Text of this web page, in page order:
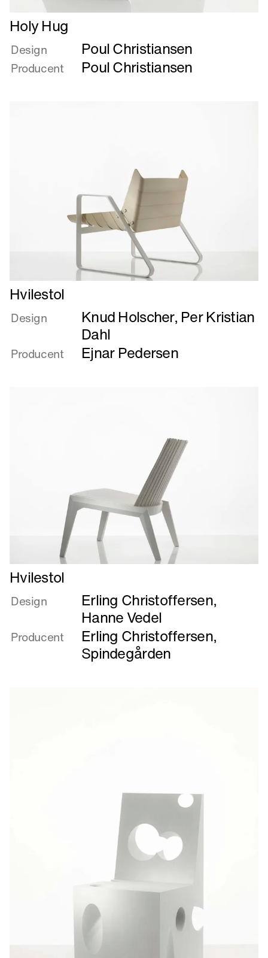
Læs
mere
om
Holy
Hug
Holy Hug
Design Poul Christiansen
Producent Poul Christiansen
Læs
mere
om
Hvilestol
Design Knud Holscher, Per Kristian
Dahl
Producent Ejnar Pedersen
Læs
mere
om
Hvilestol
Design Erling Christoffersen,
Hanne Vedel
Producent Erling Christoffersen,
Spindegården